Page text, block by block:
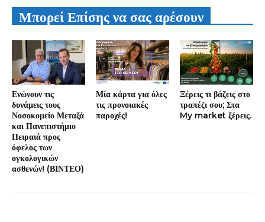
Μπορεί Επίσης να σας αρέσουν
Ενώνουν τις
δυνάμεις τους
Νοσοκομείο Μεταξά
και Πανεπιστήμιο
Πειραιά προς
όφελος των
ογκολογικών
ασθενών! (ΒΙΝΤΕΟ)
Μία κάρτα για όλες
τις προνοιακές
παροχές!
Ξέρεις τι βάζεις στο
τραπέζι σου; Στα
My market ξέρεις.